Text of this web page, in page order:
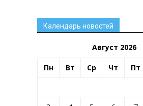
Календарь новостей
Август 2026
Пн Вт Ср Чт Пт